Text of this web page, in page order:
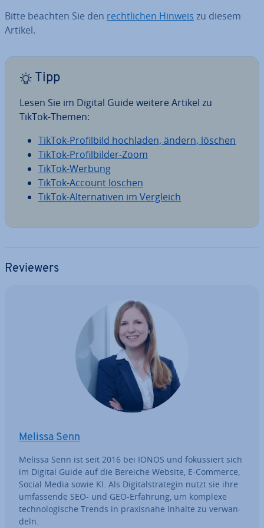
Bitte beachten Sie den recht­li­chen Hinweis zu diesem
Artikel.
Tipp
Lesen Sie im Digital Guide weitere Artikel zu
TikTok-Themen:
TikTok-Pro­fil­bild hochladen, ändern, löschen
TikTok-Pro­fil­bil­der-Zoom
TikTok-Werbung
TikTok-Account löschen
TikTok-Al­ter­na­ti­ven im Vergleich
Reviewers
Melissa Senn
Melissa Senn ist seit 2016 bei IONOS und fo­kus­siert sich
im Digital Guide auf die Bereiche Website, E-Commerce,
Social Media sowie KI. Als Di­gi­tal­stra­te­gin nutzt sie ihre
um­fas­sen­de SEO- und GEO-Erfahrung, um komplexe
tech­no­lo­gi­sche Trends in pra­xis­na­he Inhalte zu ver­wan­
deln.